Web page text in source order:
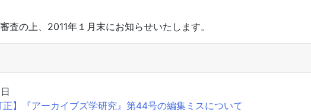
査の上、2011年１月末にお知らせいたします。
正】『アーカイブズ学研究』第44号の編集ミスについて